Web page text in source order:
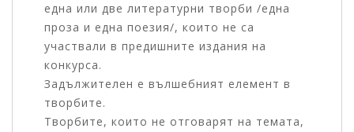
една или две литературни творби /една
проза и една поезия/, които не са
участвали в предишните издания на
конкурса.
Задължителен е вълшебният елемент в
творбите.
Творбите, които не отговарят на темата,